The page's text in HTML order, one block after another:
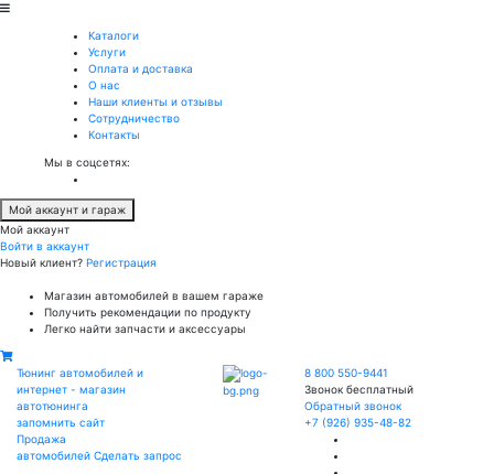
Каталоги
Услуги
Оплата и доставка
О нас
Наши клиенты и отзывы
Сотрудничество
Контакты
Мы в соцсетях:
Мой аккаунт и гараж
Мой аккаунт
Войти в аккаунт
Новый клиент? Регистрация
Магазин автомобилей в вашем гараже
Получить рекомендации по продукту
Легко найти запчасти и аксессуары
Тюнинг автомобилей и
интернет - магазин
автотюнинга
запомнить сайт
Продажа
автомобилей Сделать запрос
8 800 550-9441
Звонок бесплатный
Обратный звонок
+7 (926) 935-48-82